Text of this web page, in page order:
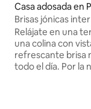
Casa adosada en
Brisas jónicas
en la isla de Ítaca
Relájate en una
una colina con
refrescante brisa
todo el día. Por la